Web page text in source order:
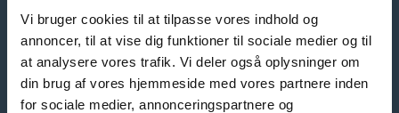
Vi bruger cookies til at tilpasse vores indhold og
annoncer, til at vise dig funktioner til sociale medier og til
at analysere vores trafik. Vi deler også oplysninger om
din brug af vores hjemmeside med vores partnere inden
for sociale medier, annonceringspartnere og
aktiviteter, får I ikke bare bedre indsigt i
gæsternes bookingmønstre – men også et
klart overblik og konkrete muligheder for
at optimere jeres RevPA.